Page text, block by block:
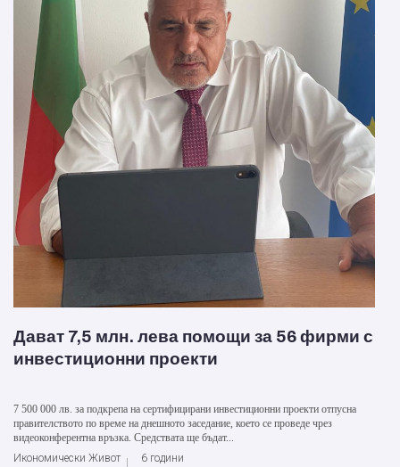
Дават 7,5 млн. лева помощи за 56 фирми с
инвестиционни проекти
7 500 000 лв. за подкрепа на сертифицирани инвестиционни проекти отпусна
правителството по време на днешното заседание, което се проведе чрез
видеоконферентна връзка. Средствата ще бъдат...
Икономически Живот
6 години